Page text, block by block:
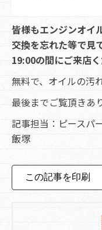
皆様もエンジンオイ
交換を忘れた等で見
19:00の間にご来店く
無料で、オイルの汚
最後までご覧頂きあ
記事担当：ピースパ
飯塚
この記事を印刷